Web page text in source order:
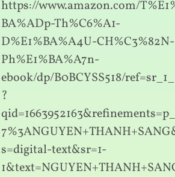
https://www.amazon.com/
BA%ADp-Th%C6%A1-
D%E1%BA%A4U-CH%C3%82N-
Ph%E1%BA%A7n-
ebook/dp/B0BCYSS518/
?
s=digital-text&sr=1-